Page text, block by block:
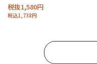
税抜1,580円
税込1,738円